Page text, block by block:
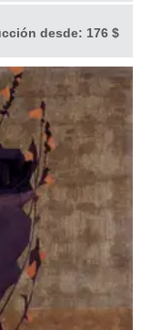
desde: 176 $